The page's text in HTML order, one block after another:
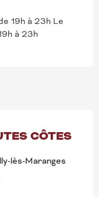
19h à 23h Le
à 23h
CÔTES
lès-Maranges